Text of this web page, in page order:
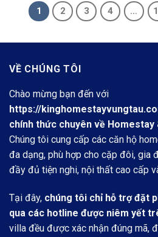
đêm.
3.900.000 vnđ/
đêm.
1 2 3 4 …
VỀ CHÚNG TÔI
Chào mừng bạn đến với
https://
chính thức chuyên về Homestay
Chúng tôi cung cấp các căn hộ
đa dạng, phù hợp cho cặp đôi, gia
đầy đủ tiện nghi, nội thất cao cấp
Tại đây, chúng tôi chỉ hỗ trợ đặt
qua các hotline được niêm yết
villa đều được xác nhận đúng mã,